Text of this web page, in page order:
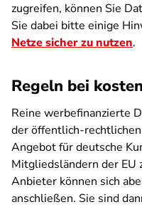
zugreifen, können Sie
Sie dabei bitte einige
Netze sicher zu nutzen.
Regeln bei
Reine werbefinanzierte
der öffentlich-
Angebot für deutsche
Mitgliedsländern der EU
Anbieter können sich
anschließen. Sie sind